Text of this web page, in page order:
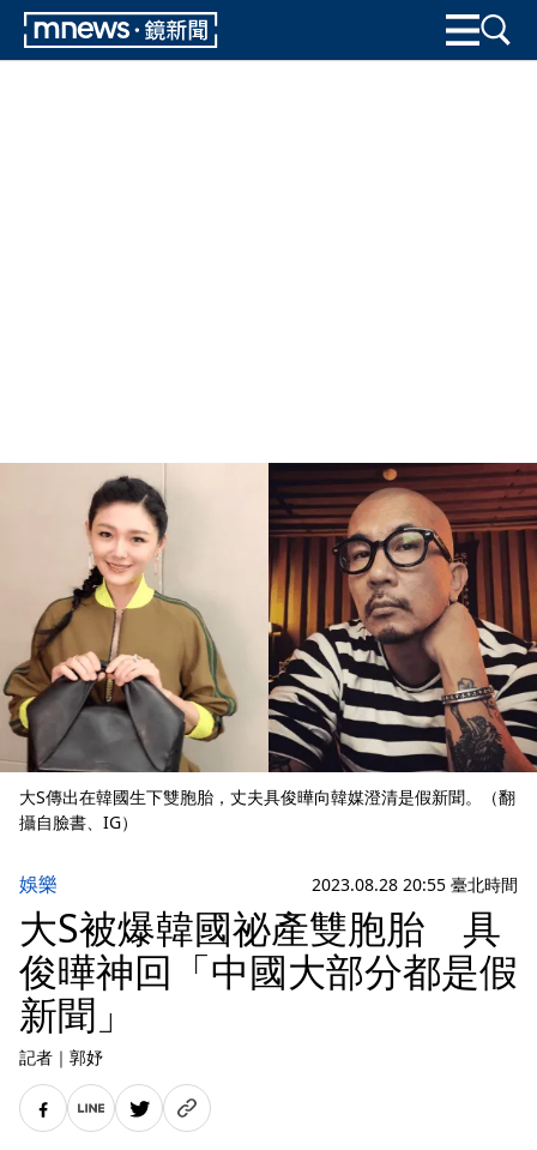
大S傳出在韓國生下雙胞胎，丈夫具俊曄向韓媒澄清是假新聞。（翻
攝自臉書、IG）
娛樂 2023.08.28 20:55 臺北時間
大S被爆韓國祕產雙胞胎 具
俊曄神回「中國大部分都是假
新聞」
記者 ｜ 郭妤